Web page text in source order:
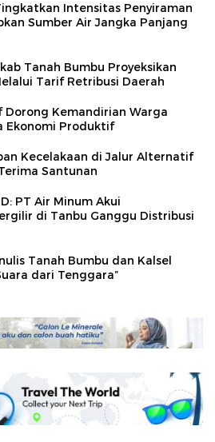
Intensitas Penyiraman
Sumber Air Jangka Panjang
Tanah Bumbu Proyeksikan
Tarif Retribusi Daerah
Kemandirian Warga
Ekonomi Produktif
Kecelakaan di Jalur Alternatif
Santunan
PT Air Minum Akui
di Tanbu Ganggu Distribusi
Tanah Bumbu dan Kalsel
dari Tenggara”